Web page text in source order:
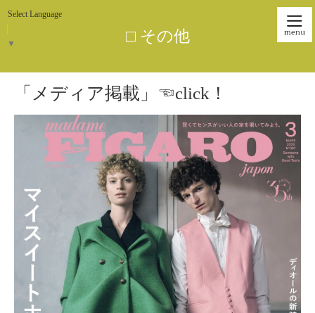
Select Language
▼ □ その他
「メディア掲載」☜click！